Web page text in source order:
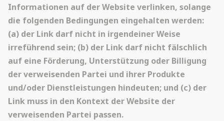
Informationen auf der Website verlinken, solange
die folgenden Bedingungen eingehalten werden:
(a) der Link darf nicht in irgendeiner Weise
irreführend sein; (b) der Link darf nicht fälschlich
auf eine Förderung, Unterstützung oder Billigung
der verweisenden Partei und ihrer Produkte
und/oder Dienstleistungen hindeuten; und (c) der
Link muss in den Kontext der Website der
verweisenden Partei passen.